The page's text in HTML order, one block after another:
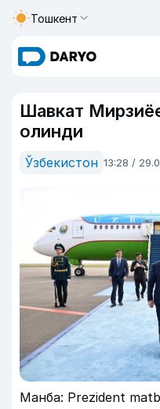
Тошкент
Шавкат
олинди
Ўзбекистон 13:28 /
Манба: Prezident